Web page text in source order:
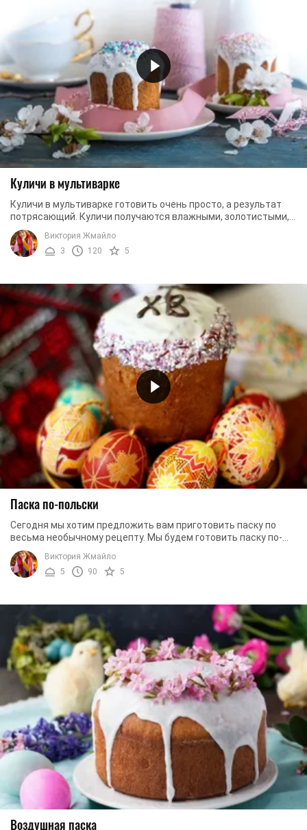
Куличи в мультиварке
Куличи в мультиварке готовить очень просто, а результат
потрясающий. Куличи получаются влажными, золотистыми,
ароматными и очень аппетитными. По ...
Виктория Жмайло
3
120 5
Паска по-польски
Сегодня мы хотим предложить вам приготовить паску по
весьма необычному рецепту. Мы будем готовить паску по-
польски. Наряду с традиционным изюмом мы ...
Виктория Жмайло
5
90 5
Воздушная паска